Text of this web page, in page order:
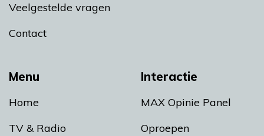
Menu
Home
TV & Radio
Interactie
MAX Opinie Panel
Oproepen
Veelgestelde vragen
Contact